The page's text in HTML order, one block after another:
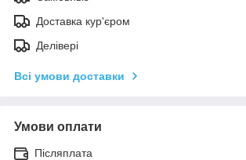
Доставка кур'єром
Делівері
Всі умови доставки
Умови оплати
Післяплата